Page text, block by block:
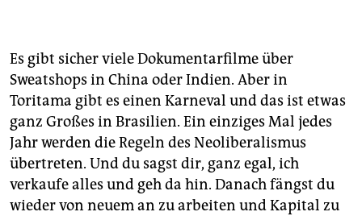
Es gibt sicher viele Dokumentarfilme über
Sweatshops in China oder Indien. Aber in
Toritama gibt es einen Karneval und das ist etwas
ganz Großes in Brasilien. Ein einziges Mal jedes
Jahr werden die Regeln des Neoliberalismus
übertreten. Und du sagst dir, ganz egal, ich
verkaufe alles und geh da hin. Danach fängst du
wieder von neuem an zu arbeiten und Kapital zu